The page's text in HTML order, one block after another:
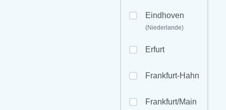
Eindhoven
(Niederlande)
Erfurt
Frankfurt-Hahn
Frankfurt/Main